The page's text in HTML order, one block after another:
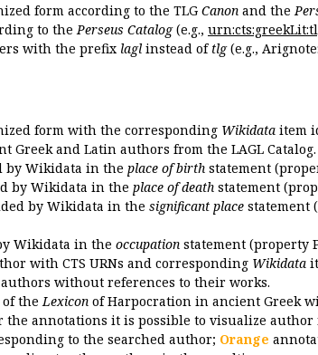
form according to the TLG Canon and the
to the Perseus Catalog(e.g.,
with the prefix lagl instead of tlg(e.g., Arignote:
form with the corresponding Wikidata item
Greek and Latin authors from the LAGL Catalog.
by Wikidata in the place of birth statement
by Wikidata in the place of death statement
by Wikidata in the significant place statement
Wikidata in the occupation statement (property
with CTS URNs and corresponding Wikidata
without references to their works.
of theLexicon of Harpocration in ancient Greek
the annotations it is possible to visualize
to the searched author; Orange